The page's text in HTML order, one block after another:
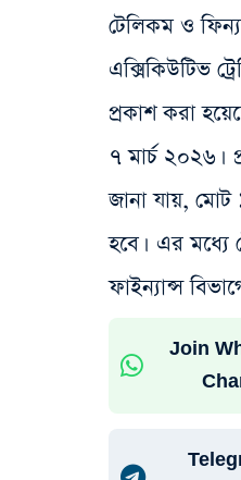
টেলিকম ও
এক্সিকিউটিভ
প্রকাশ করা
৭ মার্চ ২০২৬।
জানা যায়,
হবে। এর মধ্যে
ফাইন্যান্স
Join